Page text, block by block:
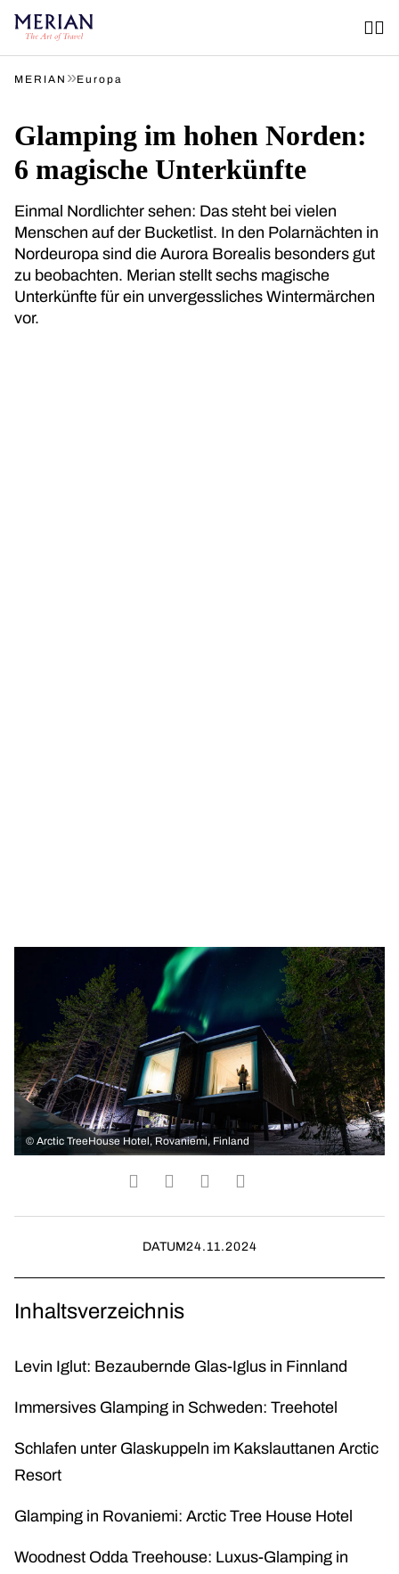
MERIAN »Europa
Glamping im hohen Norden:
6 magische Unterkünfte
Einmal Nordlichter sehen: Das steht bei vielen
Menschen auf der Bucketlist. In den Polarnächten in
Nordeuropa sind die Aurora Borealis besonders gut
zu beobachten. Merian stellt sechs magische
Unterkünfte für ein unvergessliches Wintermärchen
vor.
© Arctic TreeHouse Hotel, Rovaniemi, Finland
DATUM24.11.2024
Inhaltsverzeichnis
Levin Iglut: Bezaubernde Glas-Iglus in Finnland
Immersives Glamping in Schweden: Treehotel
Schlafen unter Glaskuppeln im Kakslauttanen Arctic
Resort
Glamping in Rovaniemi: Arctic Tree House Hotel
Woodnest Odda Treehouse: Luxus-Glamping in